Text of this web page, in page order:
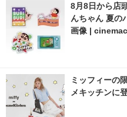
8月8日から店
んちゃん 夏の
画像 |
ミッフィーの
メキッチンに